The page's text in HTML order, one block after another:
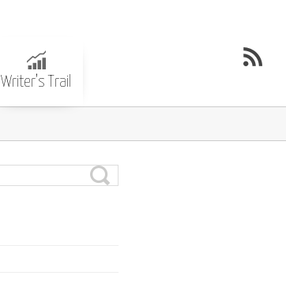
Writer’s Trail